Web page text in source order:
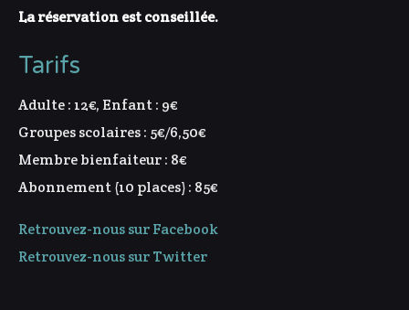
La réservation est conseillée.
Tarifs
Adulte : 12€, Enfant : 9€
Groupes scolaires : 5€/6,50€
Membre bienfaiteur : 8€
Abonnement (10 places) : 85€
Retrouvez-nous sur Facebook
Retrouvez-nous sur Twitter